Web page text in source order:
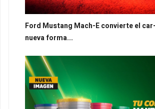
Ford Mustang Mach-E convierte el
nueva forma...